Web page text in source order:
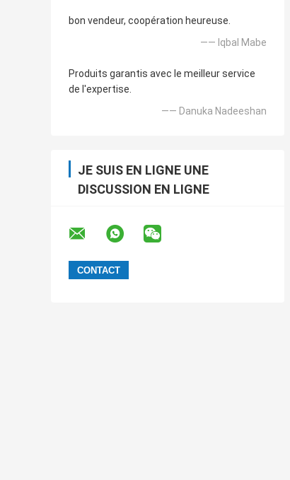
bon vendeur, coopération heureuse.
—— Iqbal Mabe
Produits garantis avec le meilleur service
de l'expertise.
—— Danuka Nadeeshan
JE SUIS EN LIGNE UNE
DISCUSSION EN LIGNE